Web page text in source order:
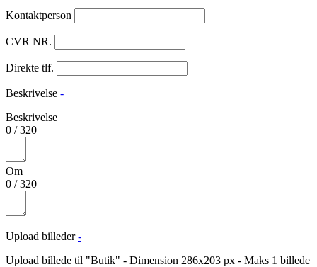
Kontaktperson
CVR NR.
Direkte tlf.
Beskrivelse -
Beskrivelse
0 /320
Om
0 /320
Upload billeder -
Upload billede til "Butik" - Dimension 286x203 px - Maks 1 billede